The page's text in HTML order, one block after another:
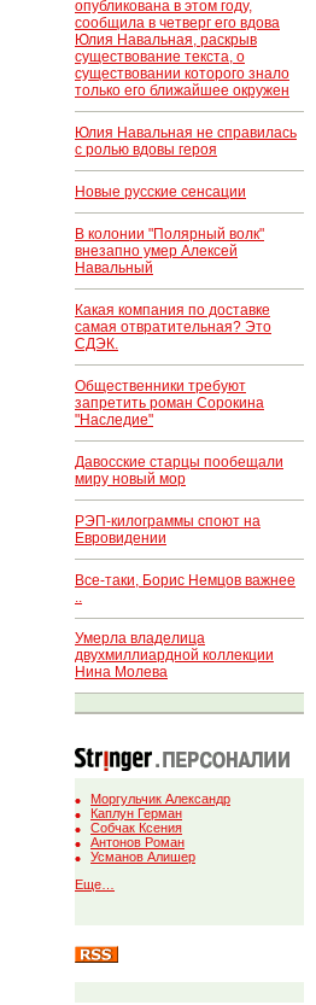
опубликована в этом году,
сообщила в четверг его вдова
Юлия Навальная, раскрыв
существование текста, о
существовании которого знало
только его ближайшее окружен
Юлия Навальная не справилась
с ролью вдовы героя
Новые русские сенсации
В колонии "Полярный волк"
внезапно умер Алексей
Навальный
Какая компания по доставке
самая отвратительная? Это
СДЭК.
Общественники требуют
запретить роман Сорокина
"Наследие"
Давосские старцы пообещали
миру новый мор
РЭП-килограммы споют на
Евровидении
Все-таки, Борис Немцов важнее
Умерла владелица
двухмиллиардной коллекции
Нина Молева
Моргульчик Александр
Каплун Герман
Собчак Ксения
Антонов Роман
Усманов Алишер
Еще…